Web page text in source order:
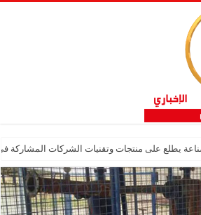
يطلع على منتجات وتقنيات الشركات المشاركة في